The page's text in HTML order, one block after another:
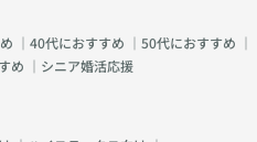
｜ 40代におすすめ ｜ 50代におすすめ ｜
め ｜ シニア婚活応援